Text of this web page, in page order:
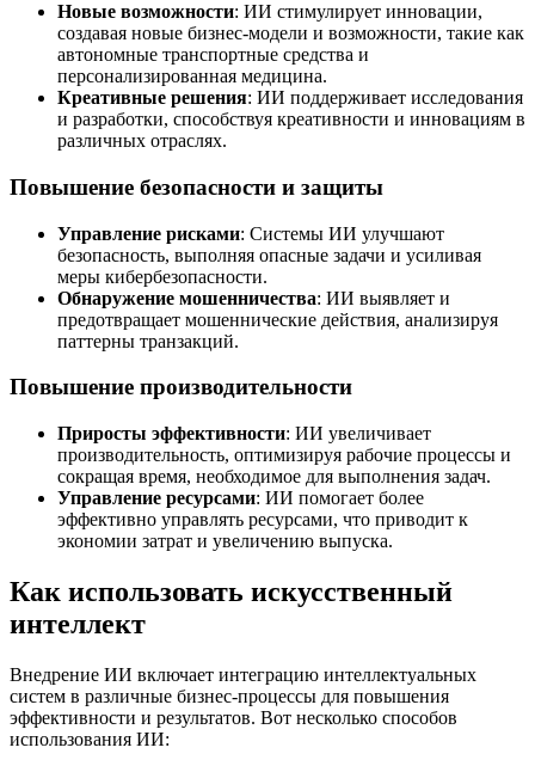
Новые возможности: ИИ стимулирует инновации,
создавая новые бизнес-модели и возможности, такие как
автономные транспортные средства и
персонализированная медицина.
Креативные решения: ИИ поддерживает исследования
и разработки, способствуя креативности и инновациям в
различных отраслях.
Повышение безопасности и защиты
Управление рисками: Системы ИИ улучшают
безопасность, выполняя опасные задачи и усиливая
меры кибербезопасности.
Обнаружение мошенничества: ИИ выявляет и
предотвращает мошеннические действия, анализируя
паттерны транзакций.
Повышение производительности
Приросты эффективности: ИИ увеличивает
производительность, оптимизируя рабочие процессы и
сокращая время, необходимое для выполнения задач.
Управление ресурсами: ИИ помогает более
эффективно управлять ресурсами, что приводит к
экономии затрат и увеличению выпуска.
Как использовать искусственный
интеллект
Внедрение ИИ включает интеграцию интеллектуальных
систем в различные бизнес-процессы для повышения
эффективности и результатов. Вот несколько способов
использования ИИ: